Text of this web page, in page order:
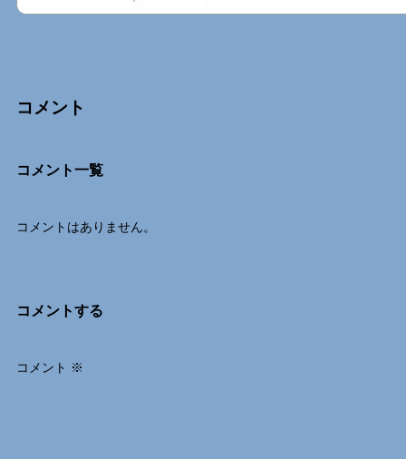
コメント
コメント一覧
コメントはありません。
コメントする
コメント ※